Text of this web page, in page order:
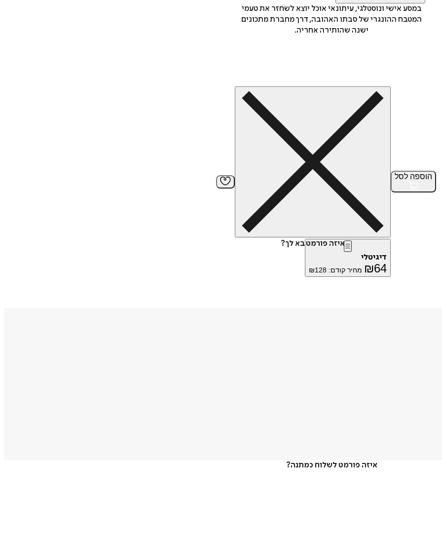
במסע אישי ונוסטלגי, עיתונאי אוכל יוצא לשחזר את טעמי
המטבח ההונגרי של סבתו האהובה, דרך מחברת מתכונים
ישנה שהותירה אחריה.
הוספה לסל
איזה פורמט בא לך?
דיגיטלי
₪64 מחיר קודם: ₪128
איזה פורמט לשלוח כמתנה?